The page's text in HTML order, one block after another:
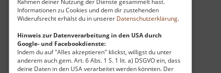
Informationen zu Cookies und dem dir zustehenden
Widerufsrecht erhälst du in unserer Datenschutzerklärung.
Hinweis zur Datenverarbeitung in den USA durch
Google- und Facebookdienste:
Indem du auf "Alles akzeptieren" klickst, willigst du unter
anderem auch gem. Art. 6 Abs. 1 S. 1 lit. a) DSGVO ein, dass
deine Daten in den USA verarbeitet werden könnten. Der
Spielplatz Deutschenbora
Sachsen
aktuell vom 23.07.2024 / Zugriffe: 3638
56 km vom aktuellen Standort